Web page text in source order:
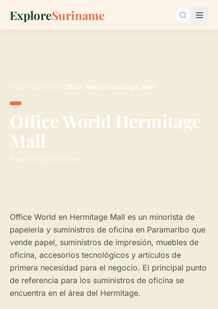
ExploreSuriname Buscar…
Hogar Compras Office World Hermitage Mall
Office World Hermitage
Mall
Paramaribo, Suriname
Office World en Hermitage Mall es un minorista de
papelería y suministros de oficina en Paramaribo que
vende papel, suministros de impresión, muebles de
oficina, accesorios tecnológicos y artículos de
primera necesidad para el negocio. El principal punto
de referencia para los suministros de oficina se
encuentra en el área del Hermitage.